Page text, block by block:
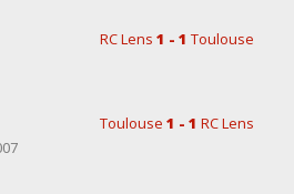
RC Lens 1 - 1 Toulouse
Toulouse 1 - 1 RC Lens